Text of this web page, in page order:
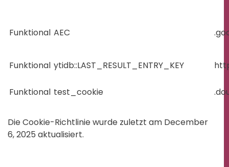
Funktional AEC
Funktional ytidb::LAST_RESULT_ENTRY_KEY
Funktional test_cookie
Die Cookie-Richtlinie wurde zuletzt am December
6, 2025 aktualisiert.